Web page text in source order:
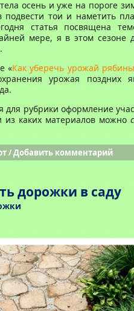
осень и уже на пороге
подвести тои и наметить
статья посвящена
мере, я в этом сезоне
«Как уберечь урожай рябины
урожая поздних
для рубрики оформление
из каких материалов можно
/Добавить комментарий
дорожки в саду